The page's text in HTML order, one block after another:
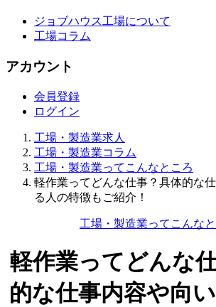
ジョブハウス工場について
工場コラム
アカウント
会員登録
ログイン
工場・製造業求人
工場・製造業コラム
工場・製造業ってこんなところ
軽作業ってどんな仕事？具体的な
る人の特徴もご紹介！
工場・製造業ってこんな
軽作業ってどんな
的な仕事内容や向